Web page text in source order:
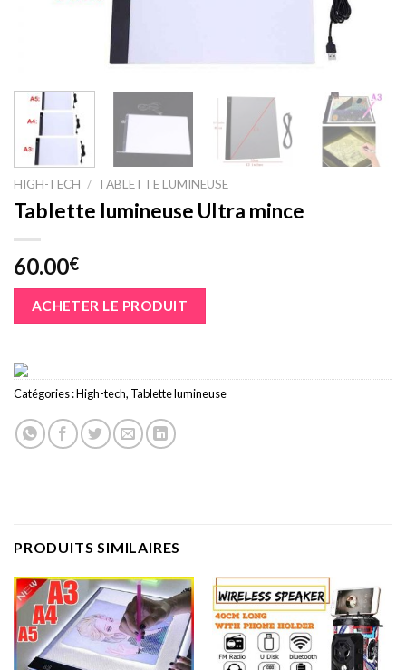
HIGH-TECH / TABLETTE LUMINEUSE
Tablette lumineuse Ultra mince
60.00€
ACHETER LE PRODUIT
Catégories :High-tech, Tablette lumineuse
PRODUITS SIMILAIRES